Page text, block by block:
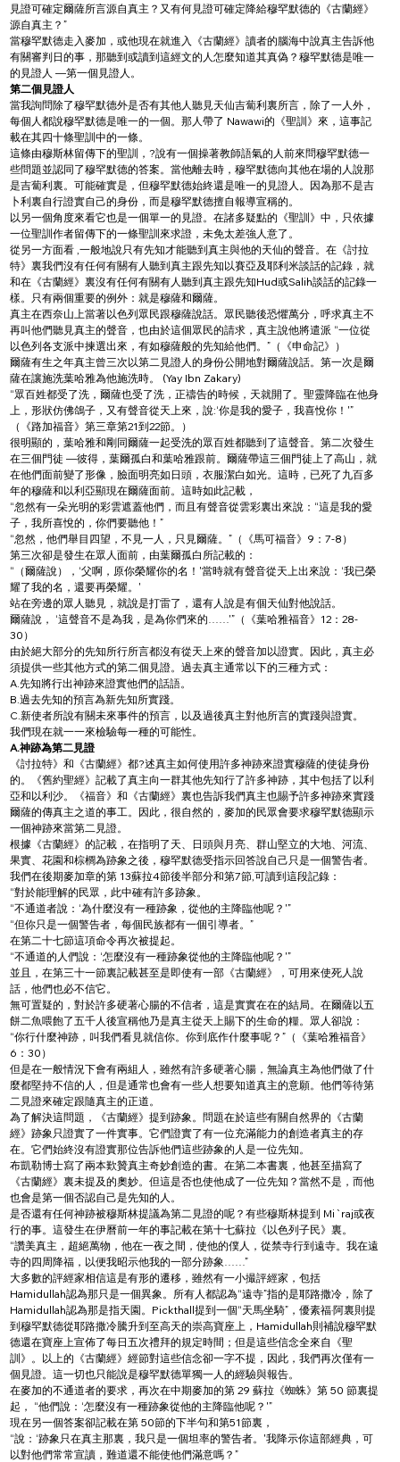
見證可確定爾薩所言源自真主？又有何見證可確定降給穆罕默德的《古蘭經》
源自真主？”
當穆罕默德走入麥加，或他現在就進入《古蘭經》讀者的腦海中說真主告訴他
有關審判日的事，那聽到或讀到這經文的人怎麼知道其真偽？穆罕默德是唯一
的見證人 —第一個見證人。
第二個見證人
當我詢問除了穆罕默德外是否有其他人聽見天仙吉蔔利裏所言，除了一人外，
每個人都說穆罕默德是唯一的一個。那人帶了 Nawawi的《聖訓》來，這事記
載在其四十條聖訓中的一條。
這條由穆斯林留傳下的聖訓，?說有一個操著教師語氣的人前來問穆罕默德一
些問題並認同了穆罕默德的答案。當他離去時，穆罕默德向其他在場的人說那
是吉蔔利裏。可能確實是，但穆罕默德始終還是唯一的見證人。因為那不是吉
卜利裏自行證實自己的身份，而是穆罕默德擅自報導宣稱的。
以另一個角度來看它也是一個單一的見證。在諸多疑點的《聖訓》中，只依據
一位聖訓作者留傳下的一條聖訓來求證，未免太差強人意了。
從另一方面看 ,一般地說只有先知才能聽到真主與他的天仙的聲音。在《討拉
特》裏我們沒有任何有關有人聽到真主跟先知以賽亞及耶利米談話的記錄，就
和在《古蘭經》裏沒有任何有關有人聽到真主跟先知Hud或Salih談話的記錄一
樣。只有兩個重要的例外：就是穆薩和爾薩。
真主在西奈山上當著以色列眾民跟穆薩說話。眾民聽後恐懼萬分，呼求真主不
再叫他們聽見真主的聲音，也由於這個眾民的請求，真主說他將遣派 “一位從
以色列各支派中揀選出來，有如穆薩般的先知給他們。”（《申命記》）
爾薩有生之年真主曾三次以第二見證人的身份公開地對爾薩說話。第一次是爾
薩在讓施洗葉哈雅為他施洗時。 (Yay Ibn Zakary)
“眾百姓都受了洗，爾薩也受了洗，正禱告的時候，天就開了。聖靈降臨在他身
上，形狀仿佛鴿子，又有聲音從天上來，說:‘你是我的愛子，我喜悅你！'”
（《路加福音》第三章第21到22節。）
很明顯的，葉哈雅和剛同爾薩一起受洗的眾百姓都聽到了這聲音。第二次發生
在三個門徒 —彼得，葉爾孤白和葉哈雅跟前。爾薩帶這三個門徒上了高山，就
在他們面前變了形像，臉面明亮如日頭，衣服潔白如光。這時，已死了九百多
年的穆薩和以利亞顯現在爾薩面前。這時如此記載，
“忽然有一朵光明的彩雲遮蓋他們，而且有聲音從雲彩裏出來說：“這是我的愛
子，我所喜悅的，你們要聽他！”
“忽然，他們舉目四望，不見一人，只見爾薩。”（《馬可福音》9：7-8）
第三次卻是發生在眾人面前，由葉爾孤白所記載的：
“（爾薩說），‘父啊，原你榮耀你的名！'當時就有聲音從天上出來說：‘我已榮
耀了我的名，還要再榮耀。'
站在旁邊的眾人聽見，就說是打雷了，還有人說是有個天仙對他說話。
爾薩說， ‘這聲音不是為我，是為你們來的……'”（《葉哈雅福音》12：28-
30）
由於絕大部分的先知所行所言都沒有從天上來的聲音加以證實。因此，真主必
須提供一些其他方式的第二個見證。過去真主通常以下的三種方式：
A.先知將行出神跡來證實他們的話語。
B.過去先知的預言為新先知所實踐。
C.新使者所說有關未來事件的預言，以及過後真主對他所言的實踐與證實。
我們現在就一一來檢驗每一種的可能性。
A.神跡為第二見證
《討拉特》和《古蘭經》都?述真主如何使用許多神跡來證實穆薩的使徒身份
的。《舊約聖經》記載了真主向一群其他先知行了許多神跡，其中包括了以利
亞和以利沙。《福音》和《古蘭經》裏也告訴我們真主也賜予許多神跡來實踐
爾薩的傳真主之道的事工。因此，很自然的，麥加的民眾會要求穆罕默德顯示
一個神跡來當第二見證。
根據《古蘭經》的記載，在指明了天、日頭與月亮、群山堅立的大地、河流、
果實、花園和棕櫚為跡象之後，穆罕默德受指示回答說自己只是一個警告者。
我們在後期麥加章的第 13蘇拉4節後半部分和第7節,可讀到這段記錄：
“對於能理解的民眾，此中確有許多跡象。
“不通道者說：‘為什麼沒有一種跡象，從他的主降臨他呢？'”
“但你只是一個警告者，每個民族都有一個引導者。”
在第二十七節這項命令再次被提起。
“不通道的人們說：‘怎麼沒有一種跡象從他的主降臨他呢？'”
並且，在第三十一節裏記載甚至是即使有一部《古蘭經》，可用來使死人說
話，他們也必不信它。
無可置疑的，對於許多硬著心腸的不信者，這是實實在在的結局。在爾薩以五
餅二魚喂飽了五千人後宣稱他乃是真主從天上賜下的生命的糧。眾人卻說：
“你行什麼神跡，叫我們看見就信你。你到底作什麼事呢？”（《葉哈雅福音》
6：30）
但是在一般情況下會有兩組人，雖然有許多硬著心腸，無論真主為他們做了什
麼都堅持不信的人，但是通常也會有一些人想要知道真主的意願。他們等待第
二見證來確定跟隨真主的正道。
為了解決這問題，《古蘭經》提到跡象。問題在於這些有關自然界的《古蘭
經》跡象只證實了一件實事。它們證實了有一位充滿能力的創造者真主的存
在。它們始終沒有證實那位告訴他們這些跡象的人是一位先知。
布凱勒博士寫了兩本歎贊真主奇妙創造的書。在第二本書裏，他甚至描寫了
《古蘭經》裏未提及的奧妙。但這是否也使他成了一位先知？當然不是，而他
也會是第一個否認自己是先知的人。
是否還有任何神跡被穆斯林提議為第二見證的呢？有些穆斯林提到 Mi`raj或夜
行的事。這發生在伊曆前一年的事記載在第十七蘇拉《以色列子民》裏。
“讚美真主，超絕萬物，他在一夜之間，使他的僕人，從禁寺行到遠寺。我在遠
寺的四周降福，以便我昭示他我的一部分跡象……”
大多數的評經家相信這是有形的遷移，雖然有一小撮評經家，包括
Hamidullah認為那只是一個異象。所有人都認為“遠寺”指的是耶路撒冷，除了
Hamidullah認為那是指天園。Pickthall提到一個“天馬坐騎”，優素福·阿裏則提
到穆罕默德從耶路撒冷騰升到至高天的崇高寶座上，Hamidullah則補說穆罕默
德還在寶座上宣佈了每日五次禮拜的規定時間；但是這些信念全來自《聖
訓》。以上的《古蘭經》經節對這些信念卻一字不提，因此，我們再次僅有一
個見證。這一切也只能說是穆罕默德單獨一人的經驗與報告。
在麥加的不通道者的要求，再次在中期麥加的第 29 蘇拉《蜘蛛》第 50 節裏提
起， “他們說：‘怎麼沒有一種跡象從他的主降臨他呢？'”
現在另一個答案卻記載在第 50節的下半句和第51節裏，
“說：‘跡象只在真主那裏，我只是一個坦率的警告者。'我降示你這部經典，可
以對他們常常宣讀，難道還不能使他們滿意嗎？”